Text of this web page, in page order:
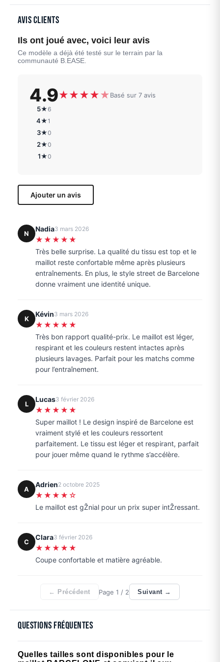
Avis clients
Ils ont joué avec, voici leur avis
Ce modèle a déjà été testé sur le terrain par la
communauté B.EASE.
4.9★★★★★Basé sur 7 avis
5★6
4★1
3★0
2★0
1★0
Ajouter un avis
N
Nadia3 mars 2026
★★★★★
Très belle surprise. La qualité du tissu est top et le
maillot reste confortable même après plusieurs
entraînements. En plus, le style street de Barcelone
donne vraiment une identité unique.
K
Kévin3 mars 2026
★★★★★
Très bon rapport qualité-prix. Le maillot est léger,
respirant et les couleurs restent intactes après
plusieurs lavages. Parfait pour les matchs comme
pour l’entraînement.
L
Lucas3 février 2026
★★★★★
Super maillot ! Le design inspiré de Barcelone est
vraiment stylé et les couleurs ressortent
parfaitement. Le tissu est léger et respirant, parfait
pour jouer même quand le rythme s’accélère.
A
Adrien2 octobre 2025
★★★★☆
Le maillot est gŽnial pour un prix super intŽressant.
C
Clara3 février 2026
★★★★★
Coupe confortable et matière agréable.
← Précédent Page1 / 2 Suivant →
Questions fréquentes
Quelles tailles sont disponibles pour le